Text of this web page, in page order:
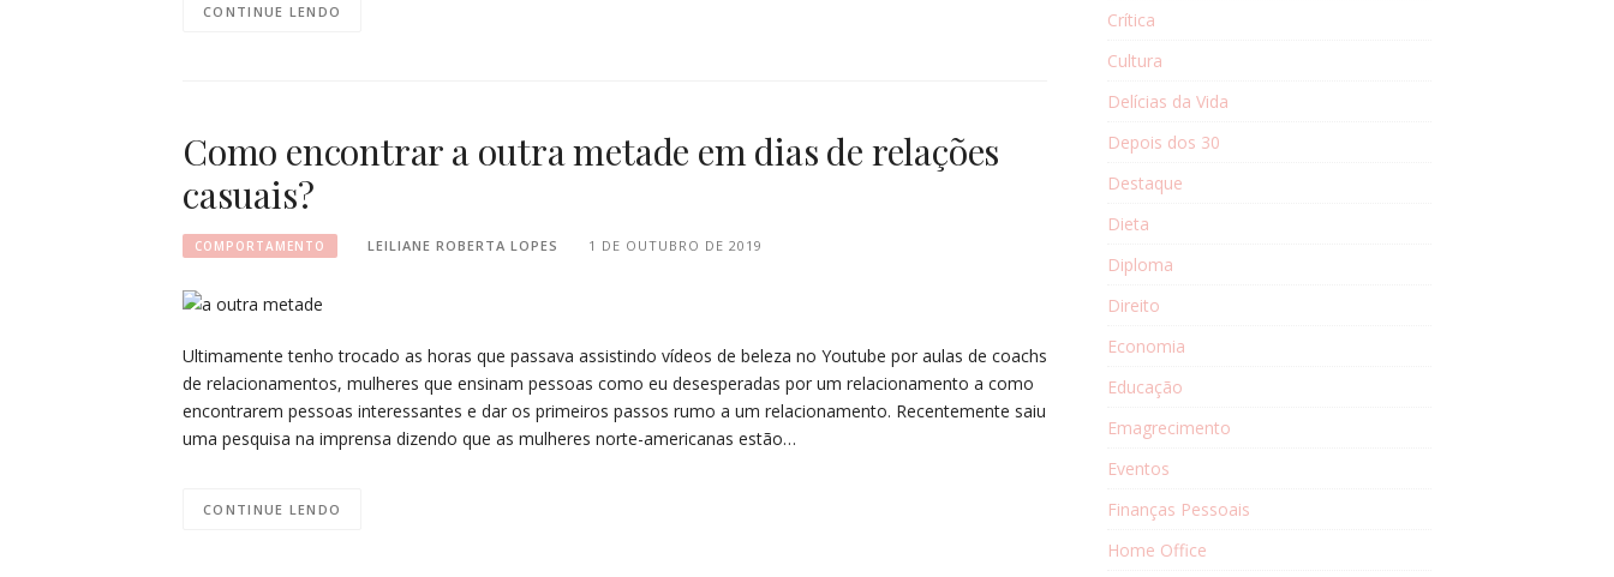
CONTINUE LENDO
Como encontrar a outra metade em dias de relações
casuais?
COMPORTAMENTO LEILIANE ROBERTA LOPES 1 DE OUTUBRO DE 2019
Ultimamente tenho trocado as horas que passava assistindo vídeos de beleza no Youtube por aulas de coachs
de relacionamentos, mulheres que ensinam pessoas como eu desesperadas por um relacionamento a como
encontrarem pessoas interessantes e dar os primeiros passos rumo a um relacionamento. Recentemente saiu
uma pesquisa na imprensa dizendo que as mulheres norte-americanas estão…
CONTINUE LENDO
Crítica
Cultura
Delícias da Vida
Depois dos 30
Destaque
Dieta
Diploma
Direito
Economia
Educação
Emagrecimento
Eventos
Finanças Pessoais
Home Office